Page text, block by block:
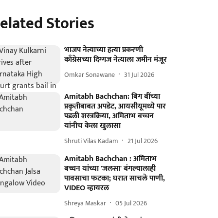
Stories
भाजप नेत्याच्या हत्या प्रकरणी
काँग्रेसच्या दिग्गज नेत्याला जमीन मंजूर
Omkar Sonawane 31 Jul 2026
Amitabh Bachchan: बिग बींच्या
प्रकृतीबाबत अपडेट, आयसीयूमध्ये पार
पडली शस्त्रक्रिया, अमिताभ बच्चन
यांनीच केला खुलासा
Shruti Vilas Kadam 21 Jul 2026
Amitabh Bachchan : अमिताभ
बच्चन यांच्या 'जलसा' बंगल्यालाही
पावसाचा फटका; घरात साचले पाणी,
VIDEO व्हायरल
Shreya Maskar 05 Jul 2026